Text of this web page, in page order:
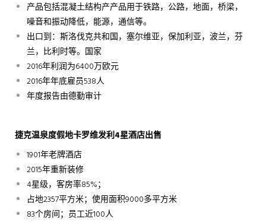
产品包括混凝土结构产产品用于铁路，公路，地面，桥梁，
噪音和振动降低，能源，通信等。
出口到：斯洛伐克共和国，塞尔维亚，保加利亚，波兰，芬
兰，比利时等。国家
2016年利润为6400万欧元
2016年年底雇员538人
年度报告由德勤审计
捷克温泉度假地卡罗维发利4星酒店出售
1901年老牌酒店
2015年重新装修
4星级，客房率85%；
占地2357平方米；使用面积9000多平方米
83个房间；员工近100人